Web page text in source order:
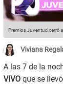
Premios Juventud cerró
Viviana
A las 7 de la
VIVO que se